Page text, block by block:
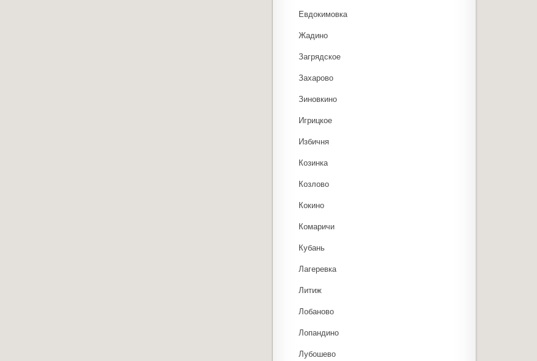
Евдокимовка
Жадино
Загрядское
Захарово
Зиновкино
Игрицкое
Избичня
Козинка
Козлово
Кокино
Комаричи
Кубань
Лагеревка
Литиж
Лобаново
Лопандино
Лубошево